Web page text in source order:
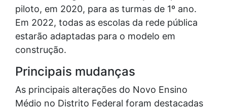
piloto, em 2020, para as turmas de 1º ano.
Em 2022, todas as escolas da rede pública
estarão adaptadas para o modelo em
construção.
Principais mudanças
As principais alterações do Novo Ensino
Médio no Distrito Federal foram destacadas